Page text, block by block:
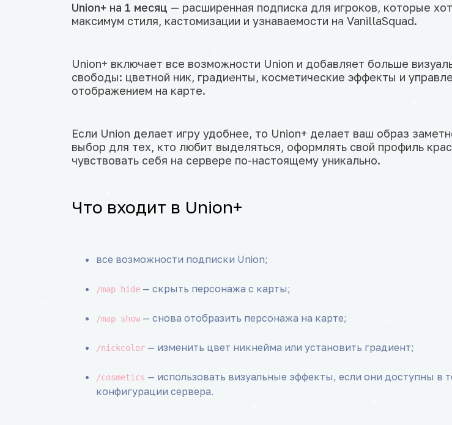
Union+ на 1 месяц — расширенная подписка для игроков, которые
максимум стиля, кастомизации и узнаваемости на VanillaSquad.
Union+ включает все возможности Union и добавляет больше
свободы: цветной ник, градиенты, косметические эффекты и
отображением на карте.
Если Union делает игру удобнее, то Union+ делает ваш образ
выбор для тех, кто любит выделяться, оформлять свой профиль
чувствовать себя на сервере по-настоящему уникально.
Что входит в Union+
все возможности подписки Union;
/map hide — скрыть персонажа с карты;
/map show— снова отобразить персонажа на карте;
/nickcolor — изменить цвет никнейма или установить градиент;
/cosmetics — использовать визуальные эффекты, если они доступны в
конфигурации сервера.